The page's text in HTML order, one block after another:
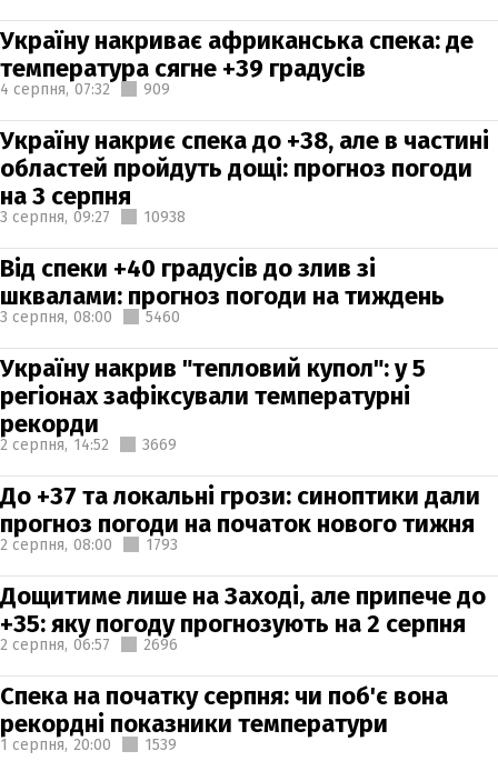
Україну накриває африканська спека: де
температура сягне +39 градусів
4 серпня, 07:32 909
Україну накриє спека до +38, але в частині
областей пройдуть дощі: прогноз погоди
на 3 серпня
3 серпня, 09:27 10938
Від спеки +40 градусів до злив зі
шквалами: прогноз погоди на тиждень
3 серпня, 08:00 5460
Україну накрив "тепловий купол": у 5
регіонах зафіксували температурні
рекорди
2 серпня, 14:52 3669
До +37 та локальні грози: синоптики дали
прогноз погоди на початок нового тижня
2 серпня, 08:00 1793
Дощитиме лише на Заході, але припече до
+35: яку погоду прогнозують на 2 серпня
2 серпня, 06:57 2696
Спека на початку серпня: чи поб'є вона
рекордні показники температури
1 серпня, 20:00 1539